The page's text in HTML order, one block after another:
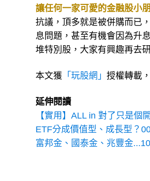
讓任何一家可愛的金融股小
抗議，頂多就是被併購而已
息問題，甚至有機會因為升
堆特別股，大家有興趣再去
本文獲 「玩股網」 授權轉載
延伸閱讀
【實用】ALL in 對了只是
ETF分成價值型、成長型？
富邦金、國泰金、兆豐金